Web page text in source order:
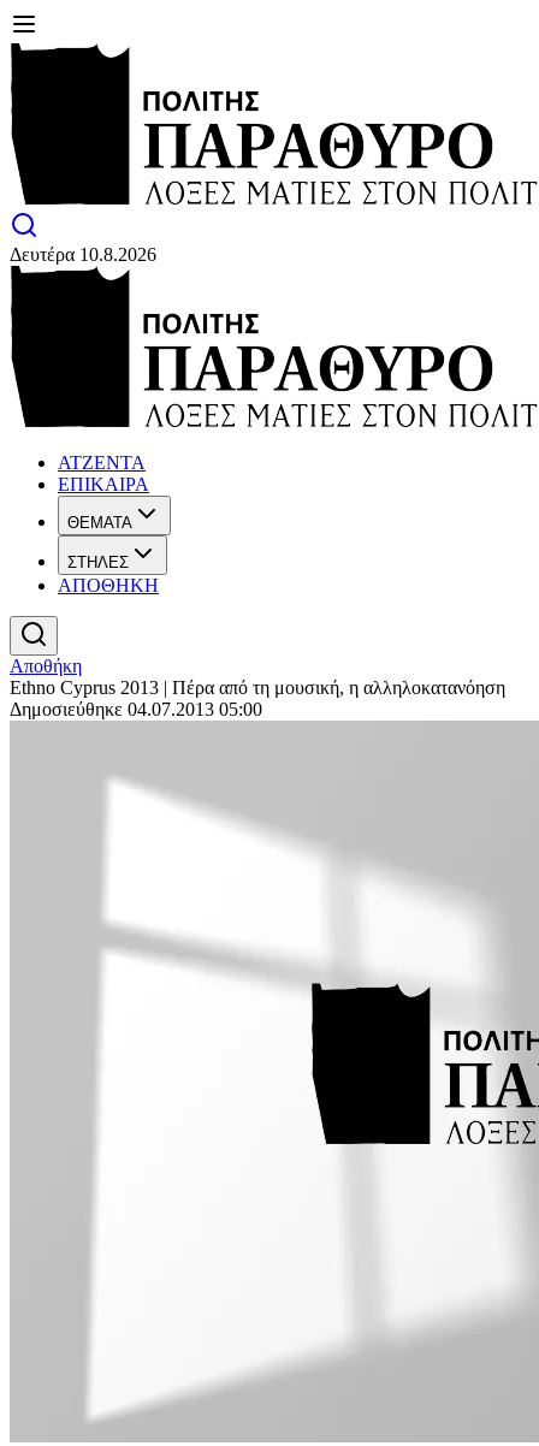
Δευτέρα 10.8.2026
ΑΤΖΕΝΤΑ
ΕΠΙΚΑΙΡΑ
ΘΕΜΑΤΑ
ΣΤΗΛΕΣ
ΑΠΟΘΗΚΗ
Αποθήκη
Ethno Cyprus 2013 | Πέρα από τη μουσική, η αλληλοκατανόηση
Δημοσιεύθηκε 04.07.2013 05:00